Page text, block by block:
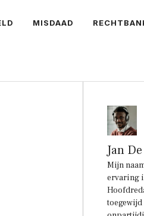
MISDAAD
Jan
Mijn
ervaring
toegewijd